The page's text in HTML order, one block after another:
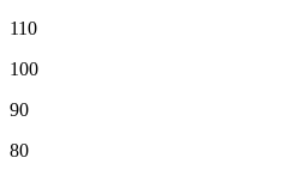
110
100
90
80